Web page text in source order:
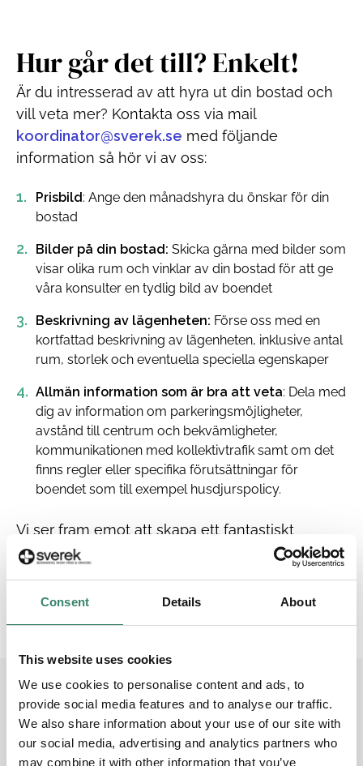
Consent Details About
This website uses cookies
We use cookies to personalise content and ads, to
provide social media features and to analyse our traffic.
We also share information about your use of our site with
our social media, advertising and analytics partners who
may combine it with other information that you’ve
Hur går det till? Enkelt!
Är du intresserad av att hyra ut din bostad och
vill veta mer? Kontakta oss via mail
koordinator@sverek.se med följande
information så hör vi av oss:
Prisbild: Ange den månadshyra du önskar för din
bostad
Bilder på din bostad: Skicka gärna med bilder som
visar olika rum och vinklar av din bostad för att ge
våra konsulter en tydlig bild av boendet
Beskrivning av lägenheten: Förse oss med en
kortfattad beskrivning av lägenheten, inklusive antal
rum, storlek och eventuella speciella egenskaper
Allmän information som är bra att veta: Dela med
dig av information om parkeringsmöjligheter,
avstånd till centrum och bekvämligheter,
kommunikationen med kollektivtrafik samt om det
finns regler eller specifika förutsättningar för
boendet som till exempel husdjurspolicy.
Vi ser fram emot att skapa ett fantastiskt
samarbete där vi tillsammans kan bidra till det
vård i hela Norden.
Sverek –
Bemanningsglädje i